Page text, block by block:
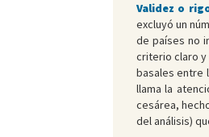
Validez o
excluyó un
de países no
criterio claro
basales entre
llama la
cesárea,
del análisis)